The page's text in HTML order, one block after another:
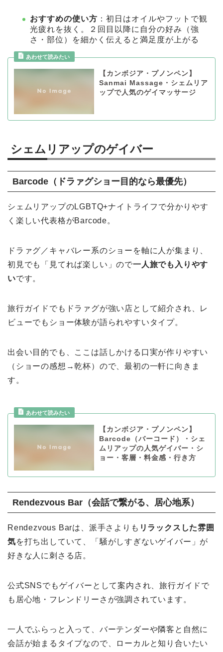
おすすめの使い方 ：初日はオイルやフットで観
光疲れを抜く。２回目以降に自分の好み（強
さ・部位）を細かく伝えると満足度が上がる
【カンボジア・プノンペン】
Sanmai Massage・シェムリア
ップで人気のゲイマッサージ
シェムリアップのゲイバー
Barcode（ドラァグショー目的なら最優先）
シェムリアップのLGBTQ+ナイトライフで分かりやす
く楽しい代表格がBarcode。
ドラァグ／キャバレー系のショーを軸に人が集まり、
初見でも「見てれば楽しい」ので一人旅でも入りやす
いです。
旅行ガイドでもドラァグが強い店として紹介され、レ
ビューでもショー体験が語られやすいタイプ。
出会い目的でも、ここは話しかける口実が作りやすい
（ショーの感想→乾杯）ので、最初の一軒に向きま
す。
【カンボジア・プノンペン】
Barcode（バーコード）・シェ
ムリアップの人気ゲイバー・シ
ョー・客層・料金感・行き方
Rendezvous Bar（会話で繋がる、居心地系）
Rendezvous Barは、派手さよりも リラックスした雰囲
気を打ち出していて、「騒がしすぎないゲイバー」が
好きな人に刺さる店。
公式SNSでもゲイバーとして案内され、旅行ガイドで
も居心地・フレンドリーさが強調されています。
一人でふらっと入って、バーテンダーや隣客と自然に
会話が始まるタイプなので、ローカルと知り合いたい